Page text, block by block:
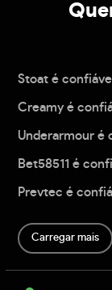
Stoat é
Creamy é
Underarmour é
Bet58511 é
Prevtec é
Carregar mais